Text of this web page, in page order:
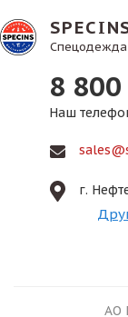
Спецодежда
8
Наш
г.
АО